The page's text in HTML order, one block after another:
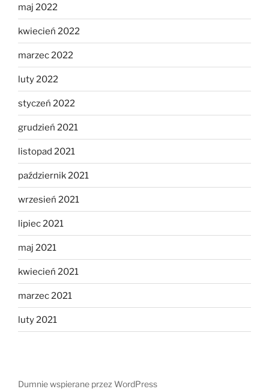
maj 2022
kwiecień 2022
marzec 2022
luty 2022
styczeń 2022
grudzień 2021
listopad 2021
październik 2021
wrzesień 2021
lipiec 2021
maj 2021
kwiecień 2021
marzec 2021
luty 2021
Dumnie wspierane przez WordPress